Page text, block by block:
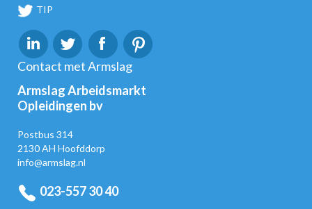
TIP
Contact met Armslag
Armslag Arbeidsmarkt
Opleidingen bv
Postbus 314
2130 AH Hoofddorp
info@armslag.nl
023-557 30 40